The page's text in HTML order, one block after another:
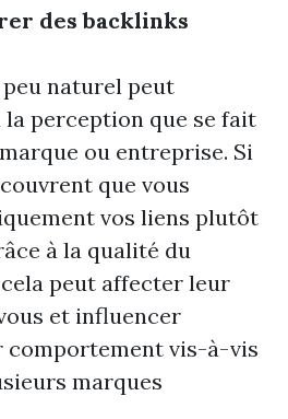
des backlinks
naturel peut
la perception que se fait
ou entreprise. Si
que vous
vos liens plutôt
à la qualité du
peut affecter leur
et influencer
comportement vis-à-vis
marques